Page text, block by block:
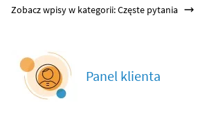
Zobacz wpisy w kategorii: Częste pytania
Panel klienta